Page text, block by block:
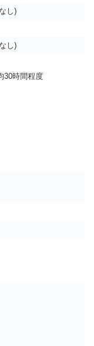
し)
し)
30時間程度